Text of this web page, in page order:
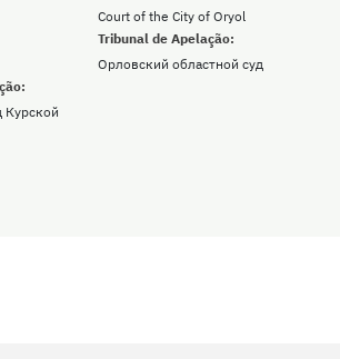
Court of the City of Oryol
Tribunal de Apelação:
Орловский областной суд
Курской